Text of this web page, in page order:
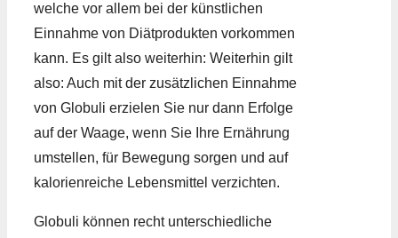
welche vor allem bei der künstlichen
Einnahme von Diätprodukten vorkommen
kann. Es gilt also weiterhin: Weiterhin gilt
also: Auch mit der zusätzlichen Einnahme
von Globuli erzielen Sie nur dann Erfolge
auf der Waage, wenn Sie Ihre Ernährung
umstellen, für Bewegung sorgen und auf
kalorienreiche Lebensmittel verzichten.
Globuli können recht unterschiedliche